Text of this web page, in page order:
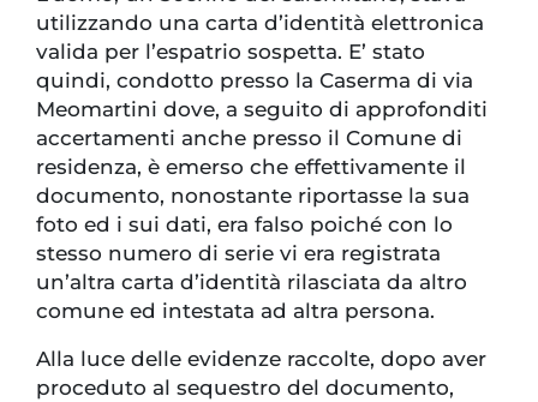
utilizzando una carta d’identità elettronica
valida per l’espatrio sospetta. E’ stato
quindi, condotto presso la Caserma di via
Meomartini dove, a seguito di approfonditi
accertamenti anche presso il Comune di
residenza, è emerso che effettivamente il
documento, nonostante riportasse la sua
foto ed i sui dati, era falso poiché con lo
stesso numero di serie vi era registrata
un’altra carta d’identità rilasciata da altro
comune ed intestata ad altra persona.
Alla luce delle evidenze raccolte, dopo aver
proceduto al sequestro del documento,